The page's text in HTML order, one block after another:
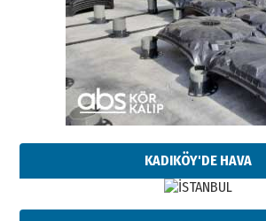
KADIKÖY'DE HAVA